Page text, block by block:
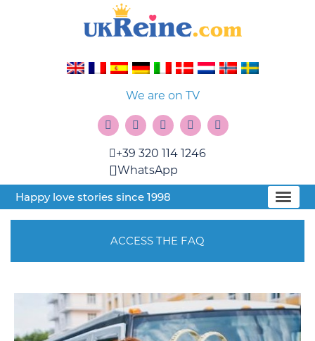
We are on TV
+39 320 114 1246
WhatsApp
Happy love stories since 1998
ACCESS THE FAQ